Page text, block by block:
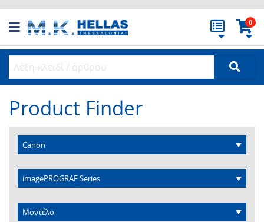
0
Product Finder